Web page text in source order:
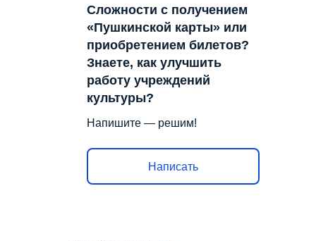
Сложности с получением
«Пушкинской карты» или
приобретением билетов?
Знаете, как улучшить
работу учреждений
культуры?
Напишите — решим!
Написать